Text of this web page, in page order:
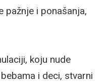
pažnje i ponašanja,
koju nude
i deci, stvarni